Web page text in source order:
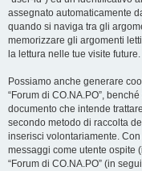
assegnato automaticamente
quando si naviga tra gli
memorizzare gli argomenti
la lettura nelle tue visite future.
Possiamo anche generare
“Forum di CO.NA.PO”,
documento che intende
secondo metodo di raccolta
inserisci volontariamente.
messaggi come utente ospite
“Forum di CO.NA.PO” (in